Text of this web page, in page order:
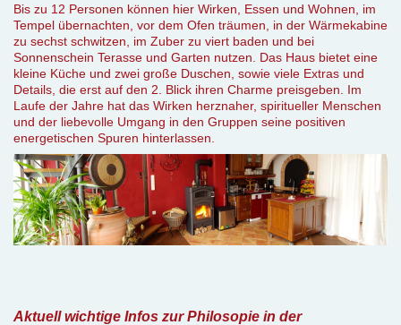
Bis zu 12 Personen können hier Wirken, Essen und Wohnen, im
Tempel übernachten, vor dem Ofen träumen, in der Wärmekabine
zu sechst schwitzen, im Zuber zu viert baden und bei
Sonnenschein Terasse und Garten nutzen. Das Haus bietet eine
kleine Küche und zwei große Duschen, sowie viele Extras und
Details, die erst auf den 2. Blick ihren Charme preisgeben. Im
Laufe der Jahre hat das Wirken herznaher, spiritueller Menschen
und der liebevolle Umgang in den Gruppen seine positiven
energetischen Spuren hinterlassen.
Aktuell wichtige Infos zur Philosopie in der